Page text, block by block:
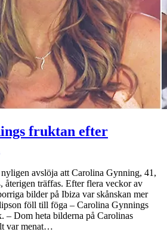
fruktan efter
nyligen avslöja att Carolina Gynning, 41,
träffas. Efter flera veckor av
bilder på Ibiza var skånskan mer
föll till föga ­­– Carolina Gynnings
– Dom heta bilderna på Carolinas
var menat…